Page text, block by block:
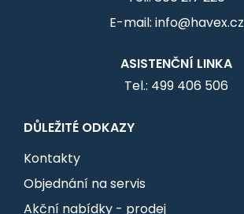
E-mail: info@havex.cz
ASISTENČNÍ LINKA
Tel.: 499 406 506
DŮLEŽITÉ ODKAZY
Kontakty
Objednání na servis
Akční nabídky - prodej